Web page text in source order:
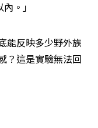
。」
能反映多少野外族
？這是實驗無法回